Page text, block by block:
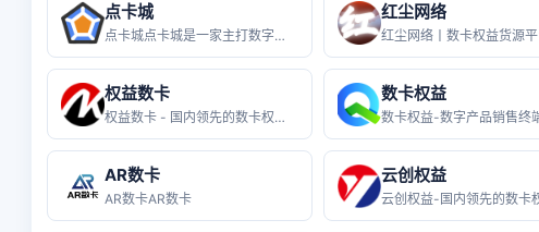
点卡城
点卡城点卡城是一家主打数字便民，权益
红尘网络
权益数卡
权益数卡 - 国内领先的数卡权益货源
数卡权益
AR数卡
AR数卡AR数卡
云创权益